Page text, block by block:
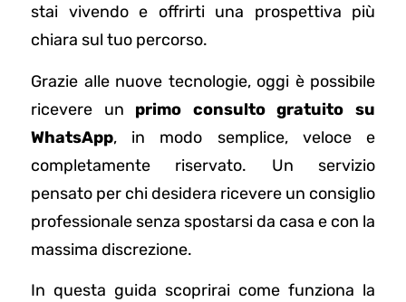
stai vivendo e offrirti una prospettiva più
chiara sul tuo percorso.
Grazie alle nuove tecnologie, oggi è possibile
ricevere un primo consulto gratuito su
WhatsApp, in modo semplice, veloce e
completamente riservato. Un servizio
pensato per chi desidera ricevere un consiglio
professionale senza spostarsi da casa e con la
massima discrezione.
In questa guida scoprirai come funziona la